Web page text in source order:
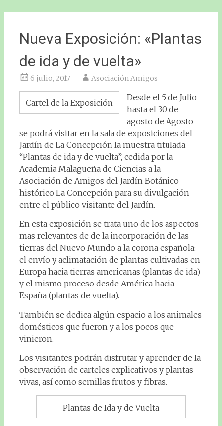
Nueva Exposición: «Plantas
de ida y de vuelta»
6 julio, 2017 Asociación Amigos
Cartel de la Exposición
Desde el 5 de Julio
hasta el 30 de
agosto de Agosto
se podrá visitar en la sala de exposiciones del
Jardín de La Concepción la muestra titulada
“Plantas de ida y de vuelta”, cedida por la
Academia Malagueña de Ciencias a la
Asociación de Amigos del Jardín Botánico-
histórico La Concepción para su divulgación
entre el público visitante del Jardín.
En esta exposición se trata uno de los aspectos
mas relevantes de de la incorporación de las
tierras del Nuevo Mundo a la corona española:
el envío y aclimatación de plantas cultivadas en
Europa hacia tierras americanas (plantas de ida)
y el mismo proceso desde América hacia
España (plantas de vuelta).
También se dedica algún espacio a los animales
domésticos que fueron y a los pocos que
vinieron.
Los visitantes podrán disfrutar y aprender de la
observación de carteles explicativos y plantas
vivas, así como semillas frutos y fibras.
Plantas de Ida y de Vuelta